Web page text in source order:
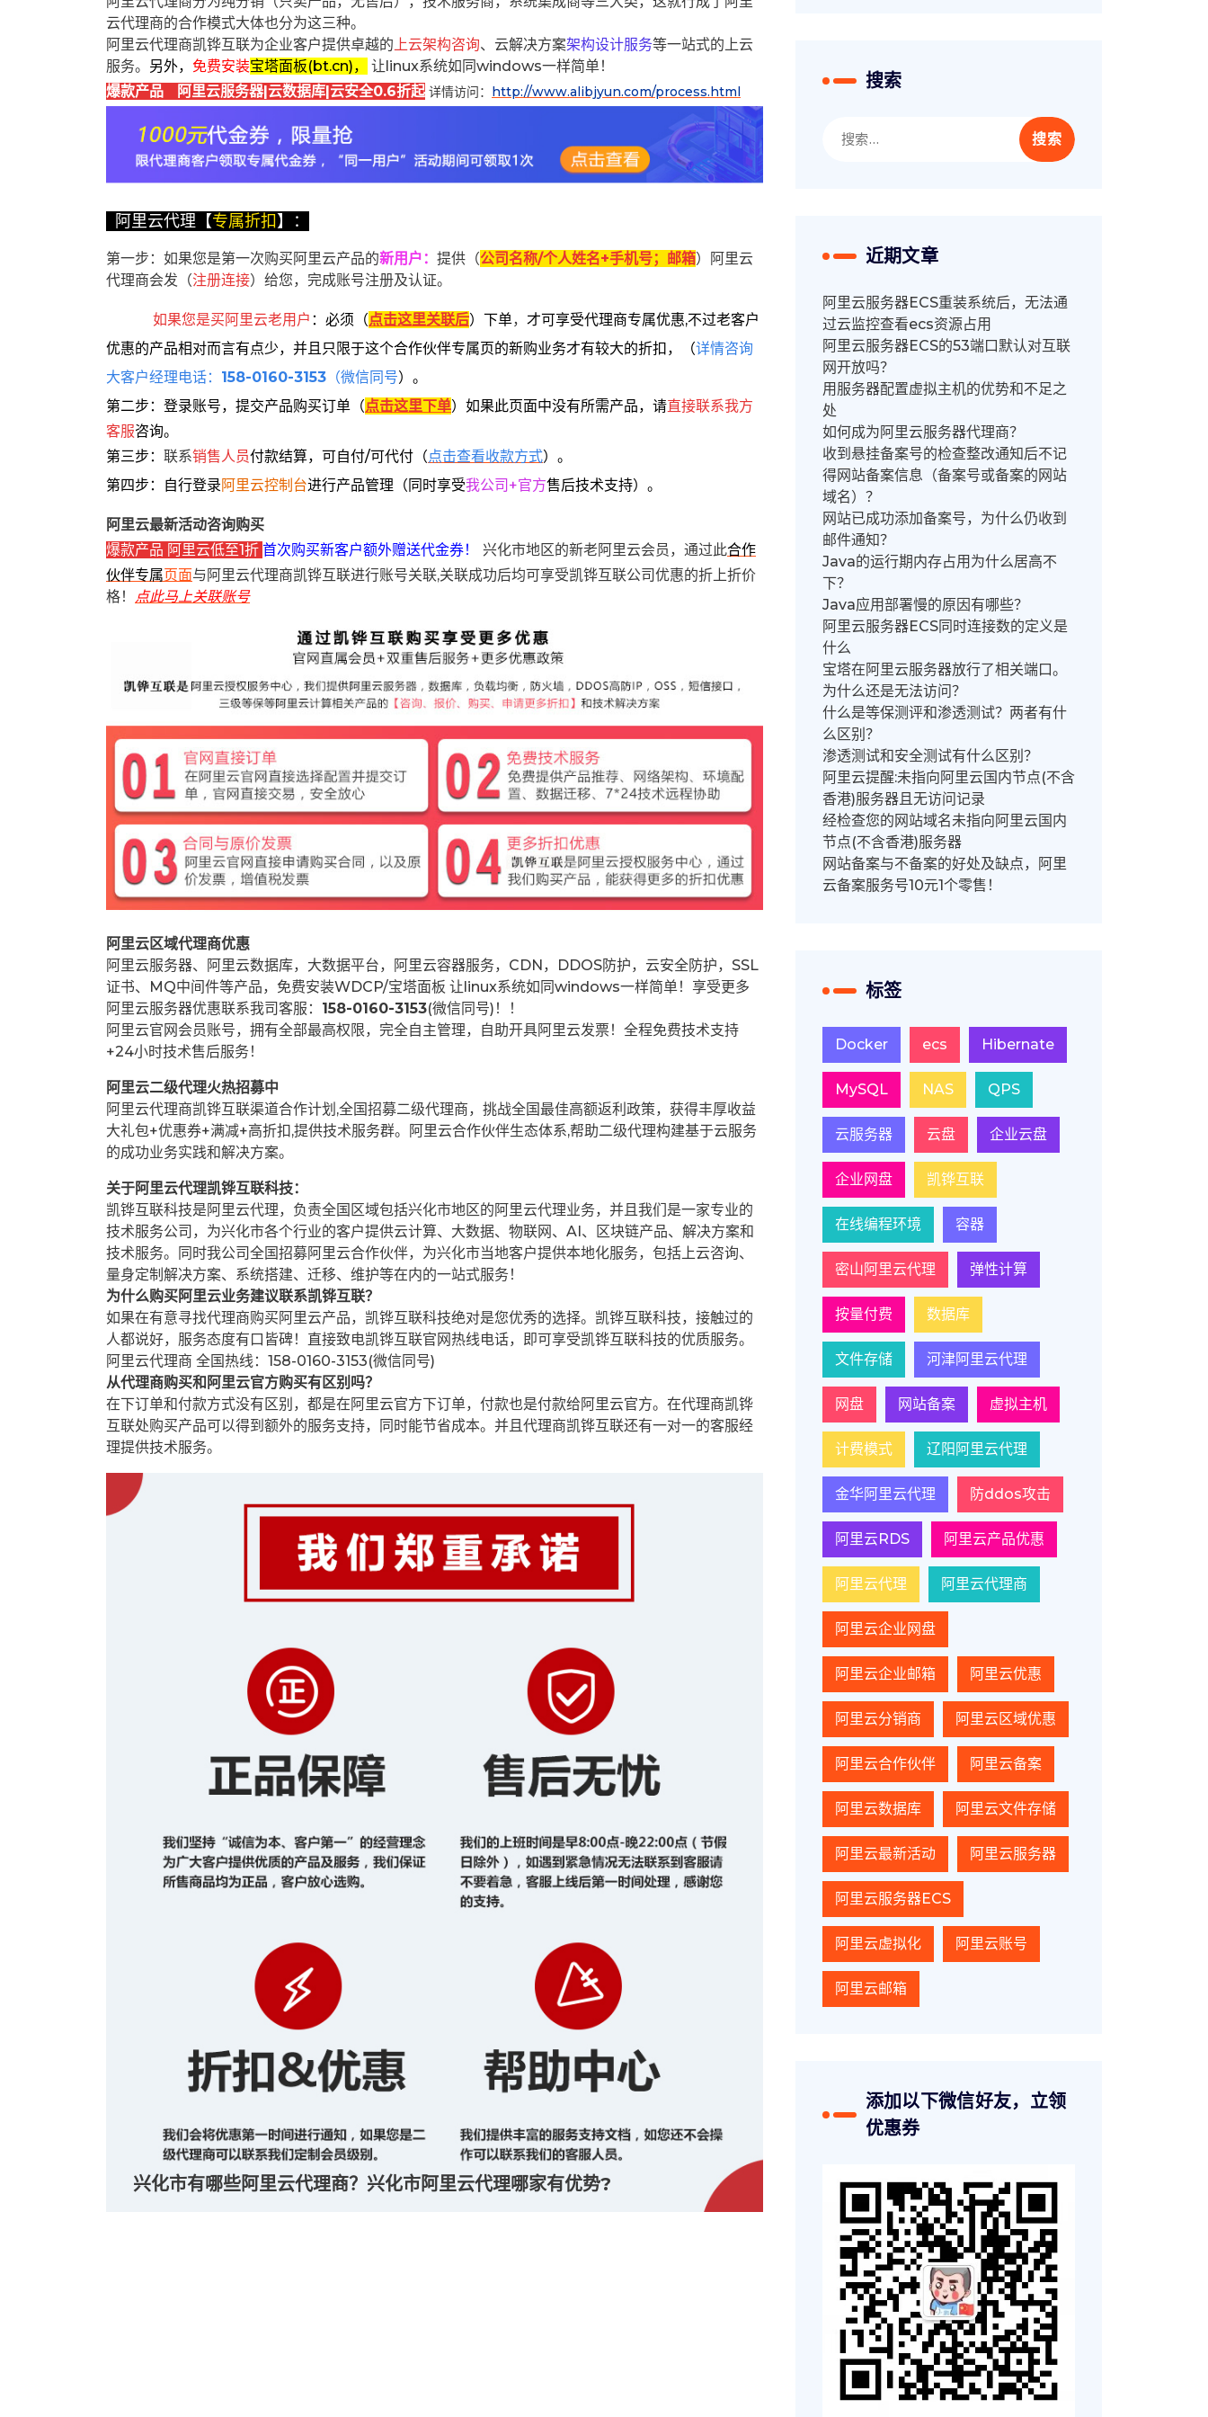
兴化市有哪些阿里云代理商？兴化市阿里云代理哪家有优势?
云代理商的合作模式大体也分为这三种。
阿里云代理商凯铧互联为企业客户提供卓越的上云架构咨询、云解决方案架构设计服务等一站式的上云
服务。 另外， 免费安装宝塔面板(bt.cn)，
让linux系统如同windows一样简单！
爆款产品 阿里云服务器|云数据库|云安全0.6折起 详情访问： http://www.alibjyun.com/process.html
阿里云代理【专属折扣】：
第一步：如果您是第一次购买阿里云产品的新用户 ： 提供（公司名称/个人姓名+手机号；邮箱）阿里云
代理商会发（注册连接）给您，完成账号注册及认证。
如果您是买阿里云老用户 ： 必须 （点击这里关联后） 下单， 才可享受代理商专属优惠,不过老客户
优惠的产品相对而言有点少，并且只限于这个合作伙伴专属页的新购业务才有较大的折扣，
（详情咨询
大客户经理电话： 158-0160-3153 （微信同号）。
第二步：登录账号，提交产品购买订单（点击这里下单） 如果此页面中没有所需产品，请直接联系我方
客服咨询。
第三步： 联系销售人员付款结算，可自付/可代付（点击查看收款方式）。
第四步：自行登录 阿里云控制台进行产品管理（同时享受我公司+官方售后技术支持）。
阿里云最新活动咨询购买
爆款产品 阿里云低至1折 首次购买新客户额外赠送代金券！ 兴化市地区的新老阿里云会员，通过此合作
伙伴专属页面与阿里云代理商凯铧互联进行账号关联,关联成功后均可享受凯铧互联公司优惠的折上折价
格！ 点此马上关联账号
阿里云区域代理商优惠
阿里云服务器、阿里云数据库，大数据平台，阿里云容器服务，CDN，DDOS防护，云安全防护，SSL
证书、MQ中间件等产品，免费安装WDCP/宝塔面板 让linux系统如同windows一样简单！享受更多
阿里云服务器优惠联系我司客服： 158-0160-3153(微信同号)！！
阿里云官网会员账号，拥有全部最高权限，完全自主管理，自助开具阿里云发票！全程免费技术支持
+24小时技术售后服务！
阿里云二级代理火热招募中
阿里云代理商凯铧互联渠道合作计划,全国招募二级代理商，挑战全国最佳高额返利政策，获得丰厚收益
大礼包+优惠券+满减+高折扣,提供技术服务群。阿里云合作伙伴生态体系,帮助二级代理构建基于云服务
的成功业务实践和解决方案。
关于阿里云代理凯铧互联科技：
凯铧互联科技是阿里云代理，负责全国区域包括兴化市地区的阿里云代理业务，并且我们是一家专业的
技术服务公司，为兴化市各个行业的客户提供云计算、大数据、物联网、AI、区块链产品、解决方案和
技术服务。同时我公司全国招募阿里云合作伙伴，为兴化市当地客户提供本地化服务，包括上云咨询、
量身定制解决方案、系统搭建、迁移、维护等在内的一站式服务！
为什么购买阿里云业务建议联系凯铧互联？
如果在有意寻找代理商购买阿里云产品，凯铧互联科技绝对是您优秀的选择。凯铧互联科技，接触过的
人都说好，服务态度有口皆碑！直接致电凯铧互联官网热线电话，即可享受凯铧互联科技的优质服务。
阿里云代理商 全国热线：158-0160-3153(微信同号)
从代理商购买和阿里云官方购买有区别吗？
在下订单和付款方式没有区别，都是在阿里云官方下订单，付款也是付款给阿里云官方。在代理商凯铧
互联处购买产品可以得到额外的服务支持，同时能节省成本。并且代理商凯铧互联还有一对一的客服经
理提供技术服务。
搜索
索：
近期文章
阿里云服务器ECS重装系统后，无法通
过云监控查看ecs资源占用
阿里云服务器ECS的53端口默认对互联
网开放吗？
用服务器配置虚拟主机的优势和不足之
处
如何成为阿里云服务器代理商？
收到悬挂备案号的检查整改通知后不记
得网站备案信息（备案号或备案的网站
域名）？
网站已成功添加备案号，为什么仍收到
邮件通知？
Java的运行期内存占用为什么居高不
下？
Java应用部署慢的原因有哪些？
阿里云服务器ECS同时连接数的定义是
什么
宝塔在阿里云服务器放行了相关端口。
为什么还是无法访问？
什么是等保测评和渗透测试？两者有什
么区别？
渗透测试和安全测试有什么区别？
阿里云提醒:未指向阿里云国内节点(不含
香港)服务器且无访问记录
经检查您的网站域名未指向阿里云国内
节点(不含香港)服务器
网站备案与不备案的好处及缺点，阿里
云备案服务号10元1个零售！
标签
Docker ecs Hibernate
MySQL NAS QPS
云服务器 云盘 企业云盘
企业网盘 凯铧互联
在线编程环境 容器
密山阿里云代理 弹性计算
按量付费 数据库
文件存储 河津阿里云代理
网盘 网站备案 虚拟主机
计费模式 辽阳阿里云代理
金华阿里云代理 防ddos攻击
阿里云RDS 阿里云产品优惠
阿里云代理 阿里云代理商
阿里云企业网盘
阿里云企业邮箱 阿里云优惠
阿里云分销商 阿里云区域优惠
阿里云合作伙伴 阿里云备案
阿里云数据库 阿里云文件存储
阿里云最新活动 阿里云服务器
阿里云服务器ECS
阿里云虚拟化 阿里云账号
阿里云邮箱
添加以下微信好友，立领
优惠券